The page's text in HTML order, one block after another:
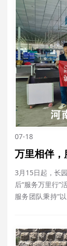
07-18
3月15日起，长
后“服务万里行”
服务团队秉持“
寓于真诚，终
智慧化综合解